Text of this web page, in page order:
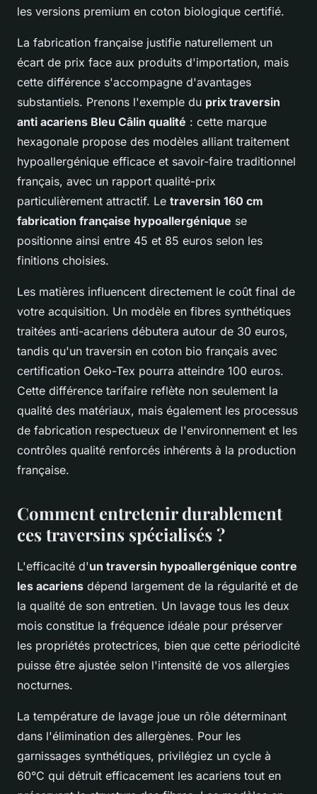
les versions premium en coton biologique certifié.
La fabrication française justifie naturellement un
écart de prix face aux produits d'importation, mais
cette différence s'accompagne d'avantages
substantiels. Prenons l'exemple du prix traversin
anti acariens Bleu Câlin qualité : cette marque
hexagonale propose des modèles alliant traitement
hypoallergénique efficace et savoir-faire traditionnel
français, avec un rapport qualité-prix
particulièrement attractif. Le traversin 160 cm
fabrication française hypoallergénique se
positionne ainsi entre 45 et 85 euros selon les
finitions choisies.
Les matières influencent directement le coût final de
votre acquisition. Un modèle en fibres synthétiques
traitées anti-acariens débutera autour de 30 euros,
tandis qu'un traversin en coton bio français avec
certification Oeko-Tex pourra atteindre 100 euros.
Cette différence tarifaire reflète non seulement la
qualité des matériaux, mais également les processus
de fabrication respectueux de l'environnement et les
contrôles qualité renforcés inhérents à la production
française.
Comment entretenir durablement
ces traversins spécialisés ?
L'efficacité d'un traversin hypoallergénique contre
les acariens dépend largement de la régularité et de
la qualité de son entretien. Un lavage tous les deux
mois constitue la fréquence idéale pour préserver
les propriétés protectrices, bien que cette périodicité
puisse être ajustée selon l'intensité de vos allergies
nocturnes.
La température de lavage joue un rôle déterminant
dans l'élimination des allergènes. Pour les
garnissages synthétiques, privilégiez un cycle à
60°C qui détruit efficacement les acariens tout en